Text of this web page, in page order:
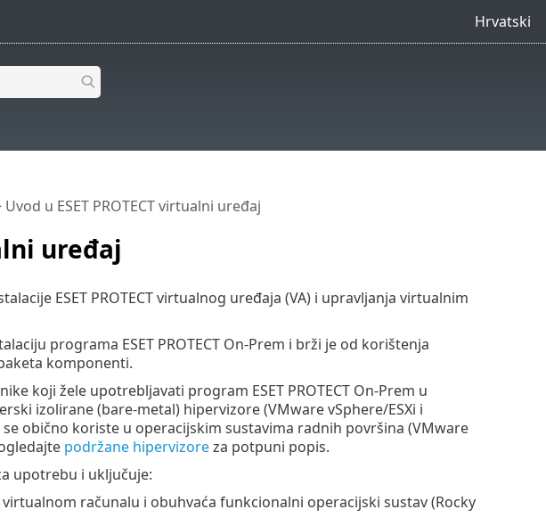
Hrvatski
uređaj
Uvod u ESET PROTECT virtualni uređaj
ESET PROTECT virtualnog uređaja (VA) i upravljanja virtualnim
programa ESET PROTECT On-Prem i brži je od korištenja
komponenti.
koji žele upotrebljavati program ESET PROTECT On-Prem u
izolirane (bare-metal) hipervizore (VMware vSphere/ESXi i
obično koriste u operacijskim sustavima radnih površina (VMware
podržane hipervizoreza potpuni popis.
upotrebu i uključuje:
računalu i obuhvaća funkcionalni operacijski sustav (Rocky